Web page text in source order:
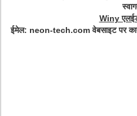
Winy
ईमेल: neon-tech.comवेबसाइटपर